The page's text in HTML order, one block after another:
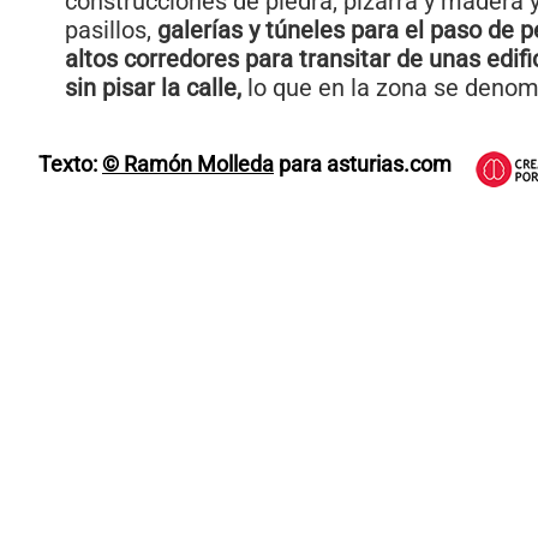
pasillos, galerías y túneles para el paso de
altos corredores para transitar de unas
sin pisar la calle, lo que en la zona se
Texto:© Ramón Molleda para asturias.com